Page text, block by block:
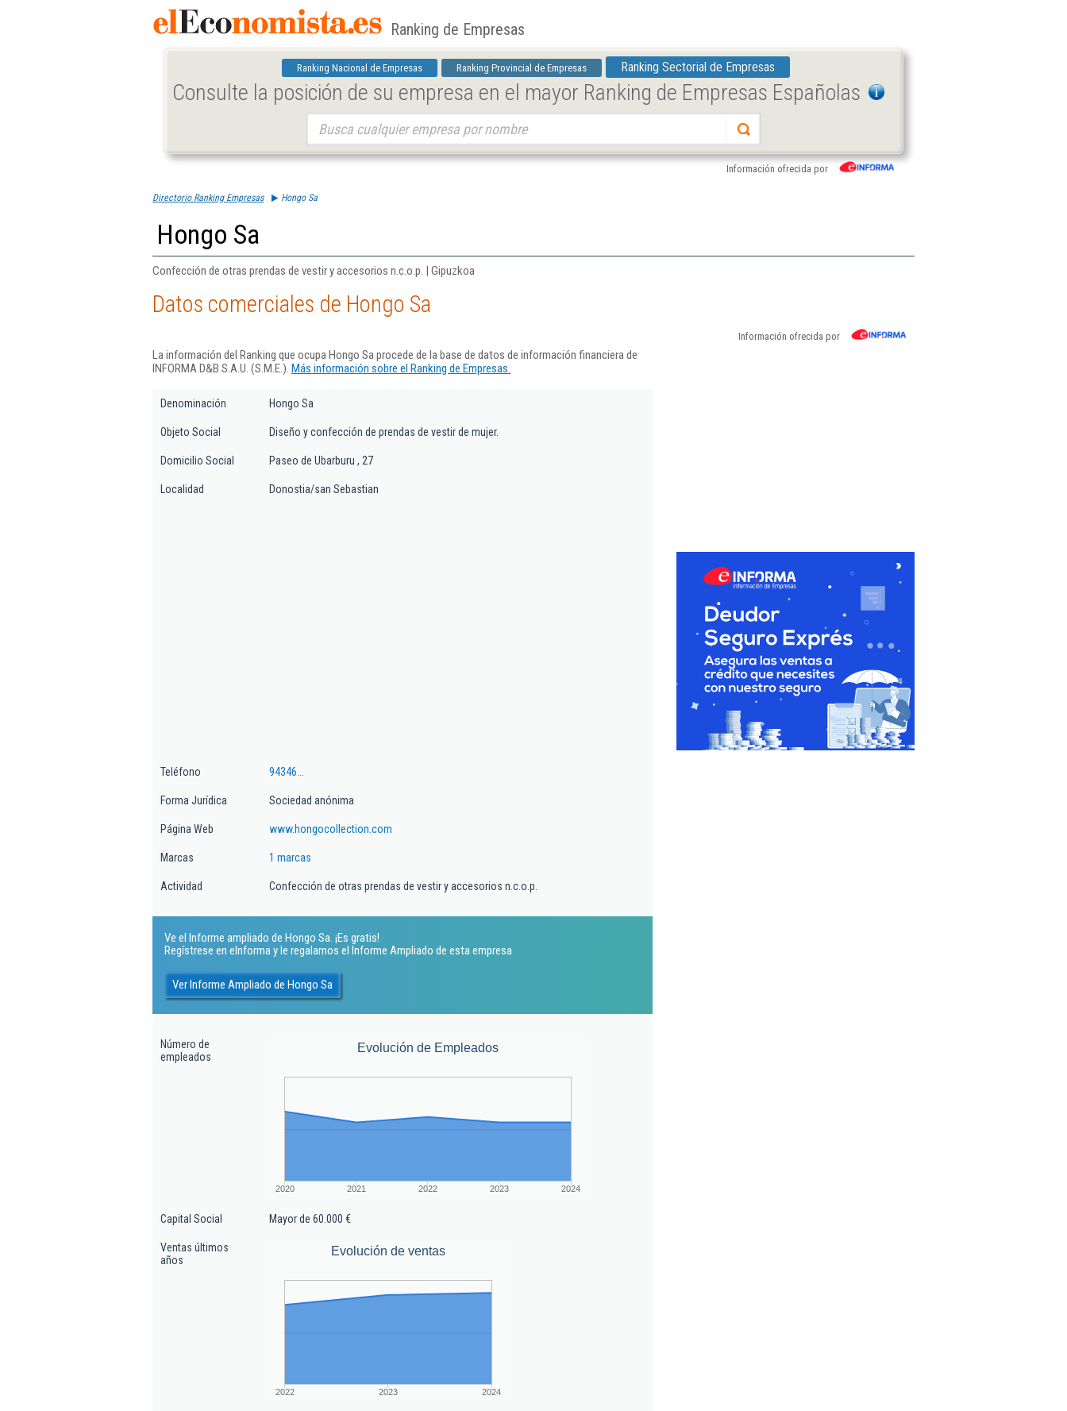
Ranking de Empresas
Ranking Nacional de Empresas Ranking Provincial de Empresas Ranking Sectorial de Empresas
Consulte la posición de su empresa en el mayor Ranking de Empresas Españolas
Información ofrecida por
Directorio Ranking Empresas Hongo Sa
Hongo Sa
Confección de otras prendas de vestir y accesorios n.c.o.p. | Gipuzkoa
Datos comerciales de Hongo Sa
Información ofrecida por
La información del Ranking que ocupa Hongo Sa procede de la base de datos de información financiera de
INFORMA D&B S.A.U. (S.M.E.). Más información sobre el Ranking de Empresas.
Denominación Hongo Sa
Objeto Social Diseño y confección de prendas de vestir de mujer.
Domicilio Social Paseo de Ubarburu , 27
Localidad Donostia/san Sebastian
Teléfono 94346...
Forma Jurídica Sociedad anónima
Página Web www.hongocollection.com
Marcas 1 marcas
Actividad Confección de otras prendas de vestir y accesorios n.c.o.p.
Ve el Informe ampliado de Hongo Sa. ¡Es gratis!
Regístrese en eInforma y le regalamos el Informe Ampliado de esta empresa
Ver Informe Ampliado de Hongo Sa
Número de
empleados
Evolución de Empleados
2020 2021 2022 2023 2024
Capital Social Mayor de 60.000 €
Ventas últimos
años
Evolución de ventas
2022 2023 2024